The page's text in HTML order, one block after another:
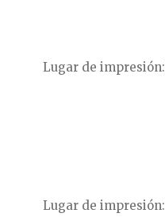
Lugar de impresión
Lugar de impresión